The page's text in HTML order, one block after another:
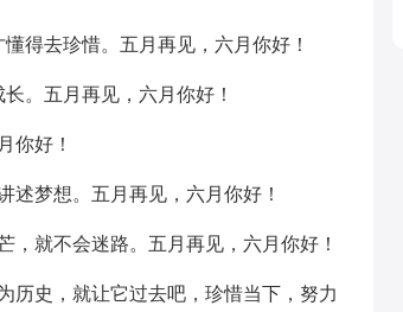
得去珍惜。五月再见，六月你好！
。五月再见，六月你好！
你好！
述梦想。五月再见，六月你好！
，就不会迷路。五月再见，六月你好！
历史，就让它过去吧，珍惜当下，努力